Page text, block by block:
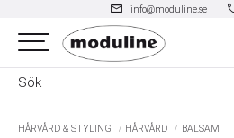
Meny
mail info@moduline.se
HÅRVÅRD & STYLING HÅRVÅRD BALSAM